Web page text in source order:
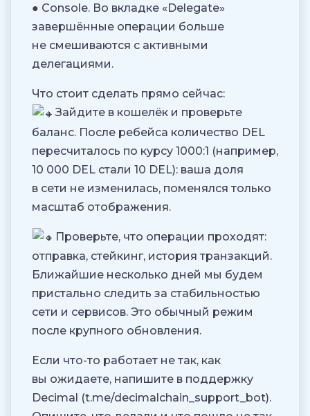
● Console. Во вкладке «Delegate»
завершённые операции больше
не смешиваются с активными
делегациями.
Что стоит сделать прямо сейчас:
Зайдите в кошелёк и проверьте
баланс. После ребейса количество DEL
пересчиталось по курсу 1000:1 (например,
10 000 DEL стали 10 DEL): ваша доля
в сети не изменилась, поменялся только
масштаб отображения.
Проверьте, что операции проходят:
отправка, стейкинг, история транзакций.
Ближайшие несколько дней мы будем
пристально следить за стабильностью
сети и сервисов. Это обычный режим
после крупного обновления.
Если что-то работает не так, как
вы ожидаете, напишите в поддержку
Decimal (t.me/decimalchain_support_bot).